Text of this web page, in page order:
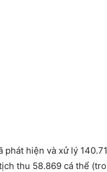
hiện và xử lý
thu 58.869 cá thể